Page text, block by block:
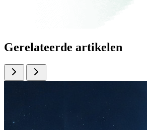
Gerelateerde artikelen